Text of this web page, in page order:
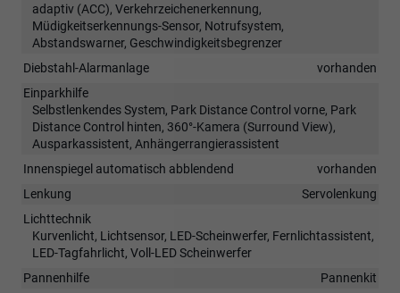
adaptiv (ACC), Verkehrzeichenerkennung,
Müdigkeitserkennungs-Sensor, Notrufsystem,
Abstandswarner, Geschwindigkeitsbegrenzer
Diebstahl-Alarmanlage
vorhanden
Einparkhilfe
Selbstlenkendes System, Park Distance Control vorne, Park
Distance Control hinten, 360°-Kamera (Surround View),
Ausparkassistent, Anhängerrangierassistent
Innenspiegel automatisch abblendend
vorhanden
Lenkung
Servolenkung
Lichttechnik
Kurvenlicht, Lichtsensor, LED-Scheinwerfer, Fernlichtassistent,
LED-Tagfahrlicht, Voll-LED Scheinwerfer
Pannenhilfe
Pannenkit